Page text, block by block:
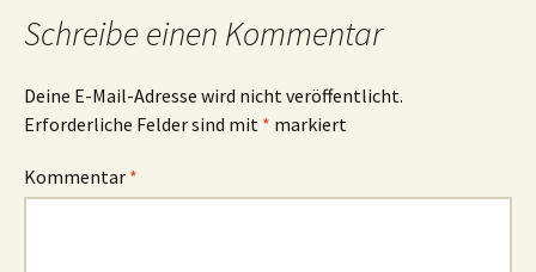
Schreibe einen Kommentar
Deine E-Mail-Adresse wird nicht veröffentlicht.
Erforderliche Felder sind mit * markiert
Kommentar *